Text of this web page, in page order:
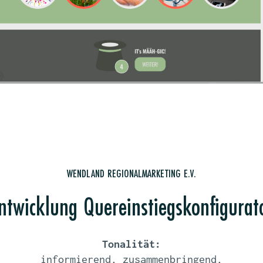
WENDLAND REGIONALMARKETING E.V.
Tonalität:
informierend, zusammenbringend,